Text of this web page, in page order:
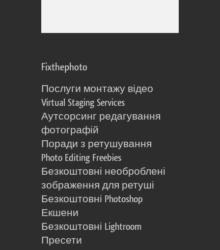
Fixthephoto
Послуги монтажу відео
Virtual Staging Services
Аутсорсинг редагування
фотографій
Поради з ретушування
Photo Editing Freebies
Безкоштовні необроблені
зображення для ретуші
Безкоштовні Photoshop
Екшени
Безкоштовні Lightroom
Пресети